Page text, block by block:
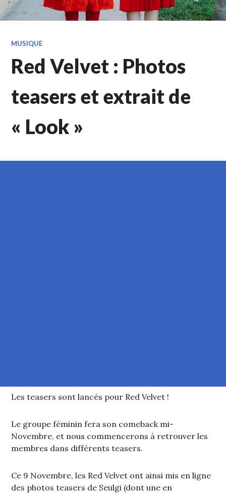
MUSIQUE
Red Velvet : Photos
teasers et extrait de
« Look »
Les teasers sont lancés pour Red Velvet !
Le groupe féminin fera son comeback mi-
Novembre, et nous commencerons à retrouver les
membres dans différents teasers.
Ce 9 Novembre, les Red Velvet ont ainsi mis en ligne
des photos teasers de Seulgi (dont une en